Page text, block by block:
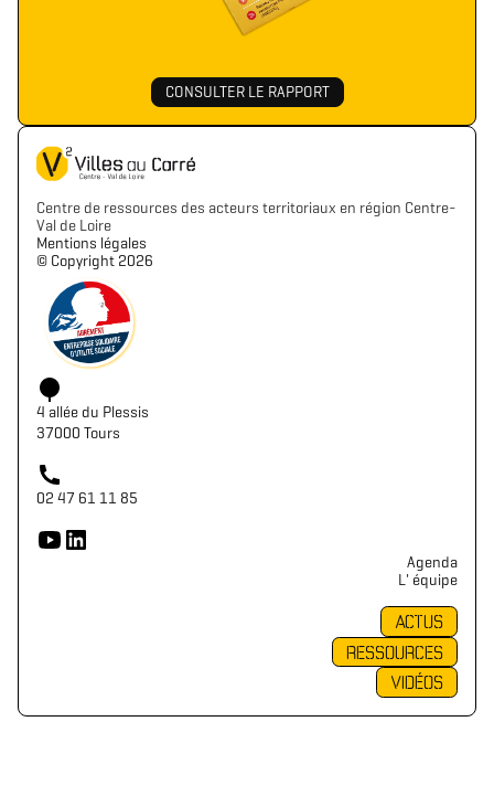
CONSULTER LE RAPPORT
Centre de ressources des acteurs territoriaux en région Centre-
Val de Loire
Mentions légales
©️ Copyright 2026
4 allée du Plessis
37000 Tours
02 47 61 11 85
Agenda
L' équipe
ACTUS
RESSOURCES
VIDÉOS